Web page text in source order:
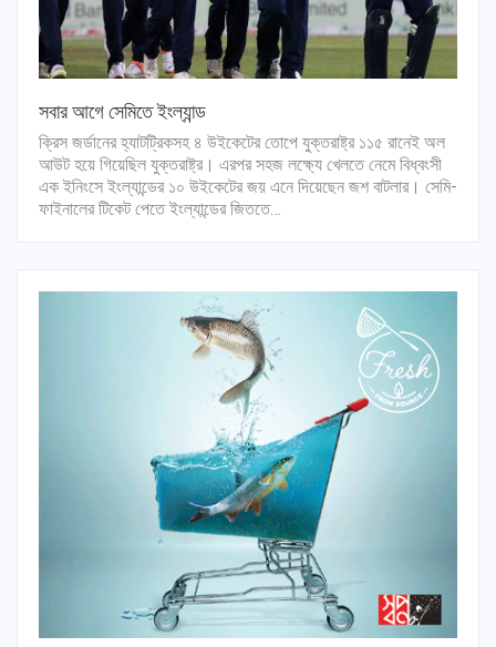
সবার আগে সেমিতে ইংল্যান্ড
ক্রিস জর্ডানের হ্যাটট্রিকসহ ৪ উইকেটের তোপে যুক্তরাষ্ট্র ১১৫ রানেই অল
আউট হয়ে গিয়েছিল যুক্তরাষ্ট্র। এরপর সহজ লক্ষ্যে খেলতে নেমে বিধ্বংসী
এক ইনিংসে ইংল্যান্ডের ১০ উইকেটের জয় এনে দিয়েছেন জশ বাটলার। সেমি-
ফাইনালের টিকেট পেতে ইংল্যান্ডের জিততে…